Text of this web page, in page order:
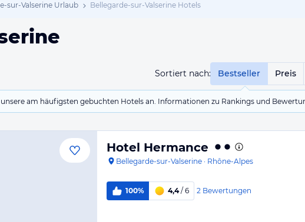
sur-Valserine Urlaub Bellegarde-sur-Valserine Hotels
Sortiert nach: Bestseller Preis
am häufigsten gebuchten Hotels an. Informationen zu Rankings und
Hotel Hermance
Bellegarde-sur-Valserine · Rhône-Alpes
100% 4,4/ 6 2 Bewertungen